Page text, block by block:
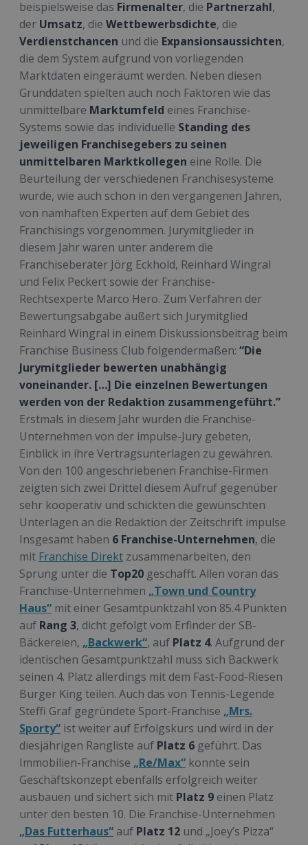
beispielsweise das Firmenalter, die Partnerzahl,
der Umsatz, die Wettbewerbsdichte, die
Verdienstchancen und die Expansionsaussichten,
die dem System aufgrund von vorliegenden
Marktdaten eingeräumt werden. Neben diesen
Grunddaten spielten auch noch Faktoren wie das
unmittelbare Marktumfeld eines Franchise-
Systems sowie das individuelle Standing des
jeweiligen Franchisegebers zu seinen
unmittelbaren Marktkollegen eine Rolle. Die
Beurteilung der verschiedenen Franchisesysteme
wurde, wie auch schon in den vergangenen Jahren,
von namhaften Experten auf dem Gebiet des
Franchisings vorgenommen. Jurymitglieder in
diesem Jahr waren unter anderem die
Franchiseberater Jörg Eckhold, Reinhard Wingral
und Felix Peckert sowie der Franchise-
Rechtsexperte Marco Hero. Zum Verfahren der
Bewertungsabgabe äußert sich Jurymitglied
Reinhard Wingral in einem Diskussionsbeitrag beim
Franchise Business Club folgendermaßen: “Die
Jurymitglieder bewerten unabhängig
voneinander. […] Die einzelnen Bewertungen
werden von der Redaktion zusammengeführt.”
Erstmals in diesem Jahr wurden die Franchise-
Unternehmen von der impulse-Jury gebeten,
Einblick in ihre Vertragsunterlagen zu gewähren.
Von den 100 angeschriebenen Franchise-Firmen
zeigten sich zwei Drittel diesem Aufruf gegenüber
sehr kooperativ und schickten die gewünschten
Unterlagen an die Redaktion der Zeitschrift impulse
Insgesamt haben 6 Franchise-Unternehmen, die
mit Franchise Direkt zusammenarbeiten, den
Sprung unter die Top20 geschafft. Allen voran das
Franchise-Unternehmen „Town und Country
Haus“ mit einer Gesamtpunktzahl von 85.4 Punkten
auf Rang 3, dicht gefolgt vom Erfinder der SB-
Bäckereien, „Backwerk“, auf Platz 4. Aufgrund der
identischen Gesamtpunktzahl muss sich Backwerk
seinen 4. Platz allerdings mit dem Fast-Food-Riesen
Burger King teilen. Auch das von Tennis-Legende
Steffi Graf gegründete Sport-Franchise „Mrs.
Sporty“ ist weiter auf Erfolgskurs und wird in der
diesjährigen Rangliste auf Platz 6 geführt. Das
Immobilien-Franchise „Re/Max“ konnte sein
Geschäftskonzept ebenfalls erfolgreich weiter
ausbauen und sichert sich mit Platz 9 einen Platz
unter den besten 10. Die Franchise-Unternehmen
„Das Futterhaus“ auf Platz 12 und „Joey’s Pizza“